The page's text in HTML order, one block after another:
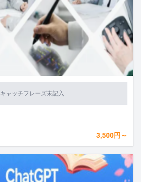
キャッチフレーズ未記入
3,500円～